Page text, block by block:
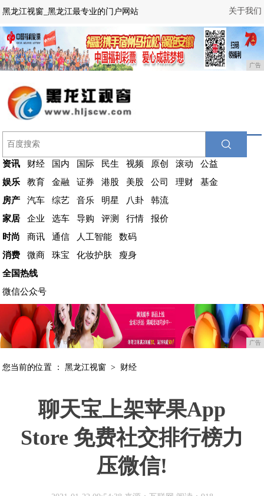
关于我们
黑龙江视窗_黑龙江最专业的门户网站
广告
资讯 财经 国内 国际 民生 视频 原创 滚动
公益
娱乐
教育 金融 证券 港股 美股 公司 理财
基金
房产
汽车 综艺 音乐 明星 八卦
韩流
家居
企业 选车 导购 评测 行情
报价
时尚
商讯 通信 人工智能
数码
消费
微商 珠宝 化妆护肤
瘦身
全国热线
微信公众号
广告
您当前的位置 ：黑龙江视窗 > 财经
聊天宝上架苹果App
Store 免费社交排行榜力
压微信!